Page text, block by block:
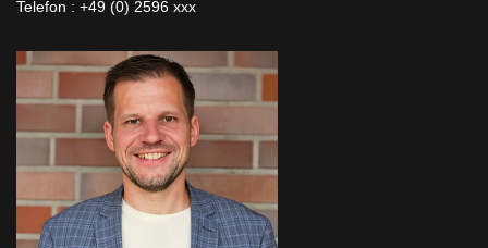
Telefon : +49 (0) 2596 xxx